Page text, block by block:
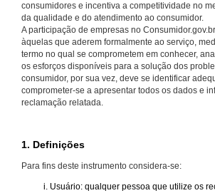
consumidores e incentiva a competitividade no
da qualidade e do atendimento ao consumidor.
A participação de empresas no
àquelas que aderem formalmente ao serviço,
termo no qual se comprometem em conhecer,
os esforços disponíveis para a solução dos
consumidor, por sua vez, deve se identificar
comprometer-se a apresentar todos os dados e
reclamação relatada.
1. Definições
Para fins deste instrumento considera-se:
Usuário: qualquer pessoa que utilize os